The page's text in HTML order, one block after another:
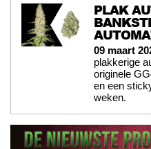
PLAK
09 maart
plakkerige
originele
en een
weken.